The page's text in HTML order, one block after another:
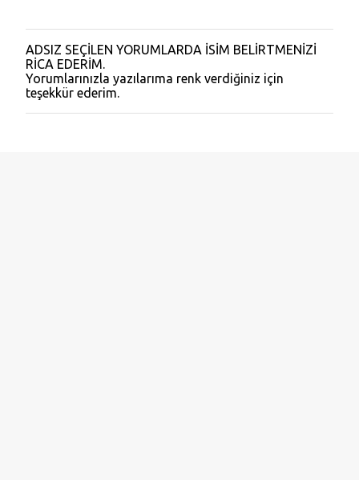
Y
o
r
u
m
ADSIZ SEÇİLEN YORUMLARDA İSİM BELİRTMENİZİ
RİCA EDERİM.
Yorumlarınızla yazılarıma renk verdiğiniz için
teşekkür ederim.